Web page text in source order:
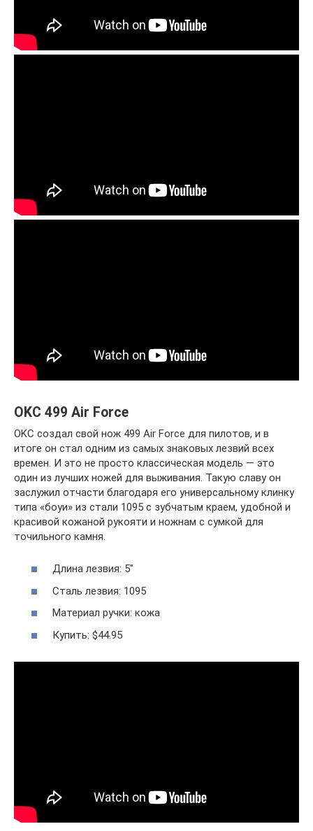
OKC 499 Air Force
OKC создал свой нож 499 Air Force для пилотов, и в
итоге он стал одним из самых знаковых лезвий всех
времен. И это не просто классическая модель — это
один из лучших ножей для выживания. Такую славу он
заслужил отчасти благодаря его универсальному клинку
типа «боуи» из стали 1095 с зубчатым краем, удобной и
красивой кожаной рукояти и ножнам с сумкой для
точильного камня.
Длина лезвия: 5″
Сталь лезвия: 1095
Материал ручки: кожа
Купить: $44.95